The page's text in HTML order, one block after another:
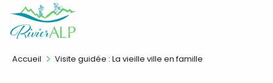
contenu
FR
Accueil Visite guidée : La vieille ville en famille